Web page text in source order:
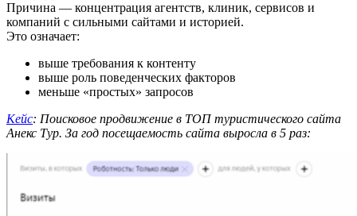
Причина — концентрация агентств, клиник, сервисов и
компаний с сильными сайтами и историей.
Это означает:
выше требования к контенту
выше роль поведенческих факторов
меньше «простых» запросов
Кейс: Поисковое продвижение в ТОП туристического сайта
Анекс Тур. За год посещаемость сайта выросла в 5 раз: